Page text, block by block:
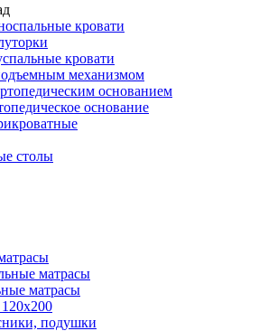
кровати
кровати
механизмом
основанием
основание
столы
матрасы
матрасы
подушки